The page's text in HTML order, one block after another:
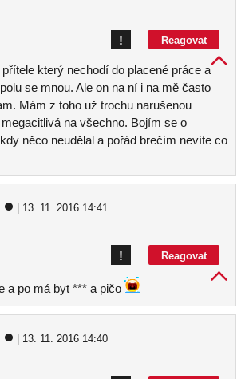
Reagovat
!
který nechodí do placené práce a
se mnou. Ale on na ní i na mě často
Mám z toho už trochu narušenou
na všechno. Bojím se o
něco neudělal a pořád brečím nevíte co
| 13. 11. 2016 14:41
Reagovat
!
a po má byt *** a pičo
| 13. 11. 2016 14:40